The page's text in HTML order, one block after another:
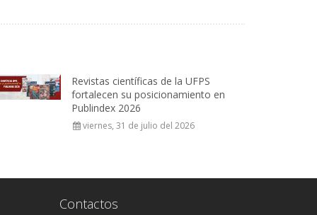
Revistas científicas de la UFPS
fortalecen su posicionamiento en
Publindex 2026
viernes, 31 de julio del 2026
Contactos